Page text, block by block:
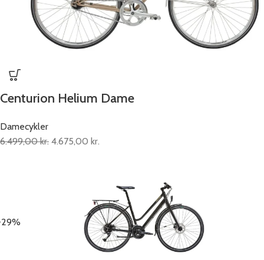
Centurion Helium Dame
Damecykler
6.499,00kr. 4.675,00 kr.